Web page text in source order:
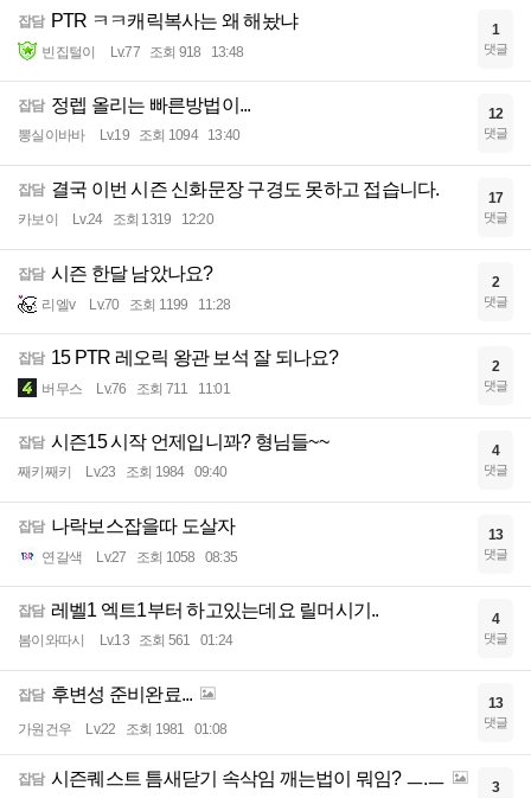
잡담 PTR ㅋㅋ캐릭복사는 왜 해놨냐
빈집털이 Lv.77 조회 918 13:48
1
댓글
잡담 정렙 올리는 빠른방법이...
뽕실이바바 Lv.19 조회 1094 13:40
12
댓글
잡담 결국 이번 시즌 신화문장 구경도 못하고 접습니다.
카보이 Lv.24 조회 1319 12:20
17
댓글
잡담 시즌 한달 남았나요?
리엘v Lv.70 조회 1199 11:28
2
댓글
잡담 15 PTR 레오릭 왕관 보석 잘 되나요?
버무스 Lv.76 조회 711 11:01
2
댓글
잡담 시즌15 시작 언제입니꽈? 형님들~~
째키째키 Lv.23 조회 1984 09:40
4
댓글
잡담 나락보스잡을따 도살자
연갈색 Lv.27 조회 1058 08:35
13
댓글
잡담 레벨1 엑트1부터 하고있는데요 릴머시기..
봄이와따시 Lv.13 조회 561 01:24
4
댓글
잡담 후변성 준비완료...
가원건우 Lv.22 조회 1981 01:08
13
댓글
잡담 시즌퀘스트 틈새닫기 속삭임 깨는법이 뭐임? ㅡ.ㅡ 3